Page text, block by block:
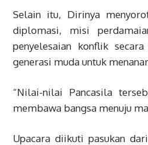
Selain itu, Dirinya
diplomasi, misi
penyelesaian konflik
generasi muda untuk
“Nilai-nilai Pancasila
membawa bangsa menuju
Upacara diikuti pasukan